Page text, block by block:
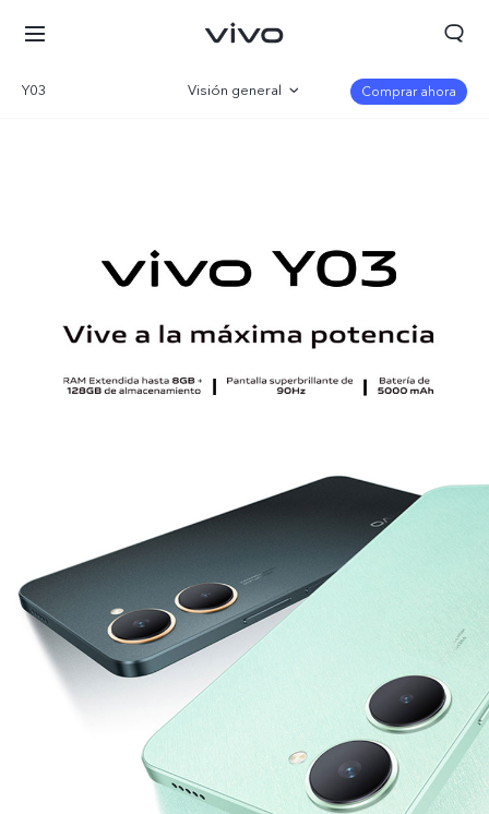
España | Seleccione país/región
Y03 Visión general Comprar ahora